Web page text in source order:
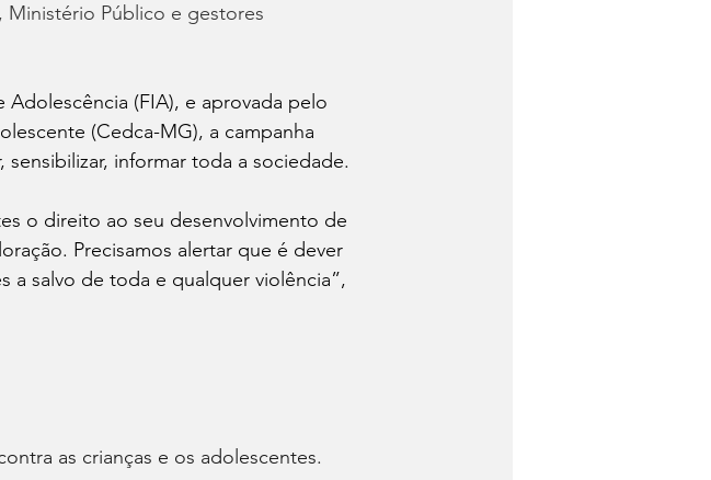
Público e gestores
(FIA), e aprovada pelo
(Cedca-MG), a campanha
informar toda a sociedade.
o direito ao seu desenvolvimento de
Precisamos alertar que é dever
a salvo de toda e qualquer violência”,
as crianças e os adolescentes.